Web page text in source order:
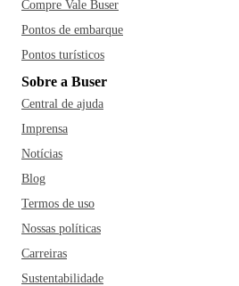
Compre Vale Buser
Pontos de embarque
Pontos turísticos
Sobre a Buser
Central de ajuda
Imprensa
Notícias
Blog
Termos de uso
Nossas políticas
Carreiras
Sustentabilidade